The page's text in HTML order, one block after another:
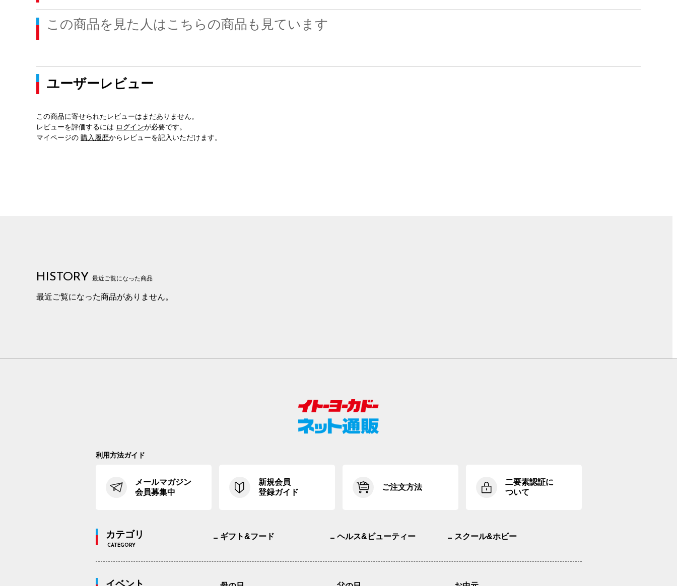
この商品を見た人はこちらの商品も見ています
ユーザーレビュー
この商品に寄せられたレビューはまだありません。
レビューを評価するには ログインが必要です。
マイページの 購入履歴からレビューを記入いただけます。
HISTORY 最近ご覧になった商品
最近ご覧になった商品がありません。
利用方法ガイド
メールマガジン
会員募集中
新規会員
登録ガイド
ご注文方法
二要素認証に
ついて
カテゴリ
CATEGORY
ギフト&フード ヘルス&ビューティー スクール&ホビー